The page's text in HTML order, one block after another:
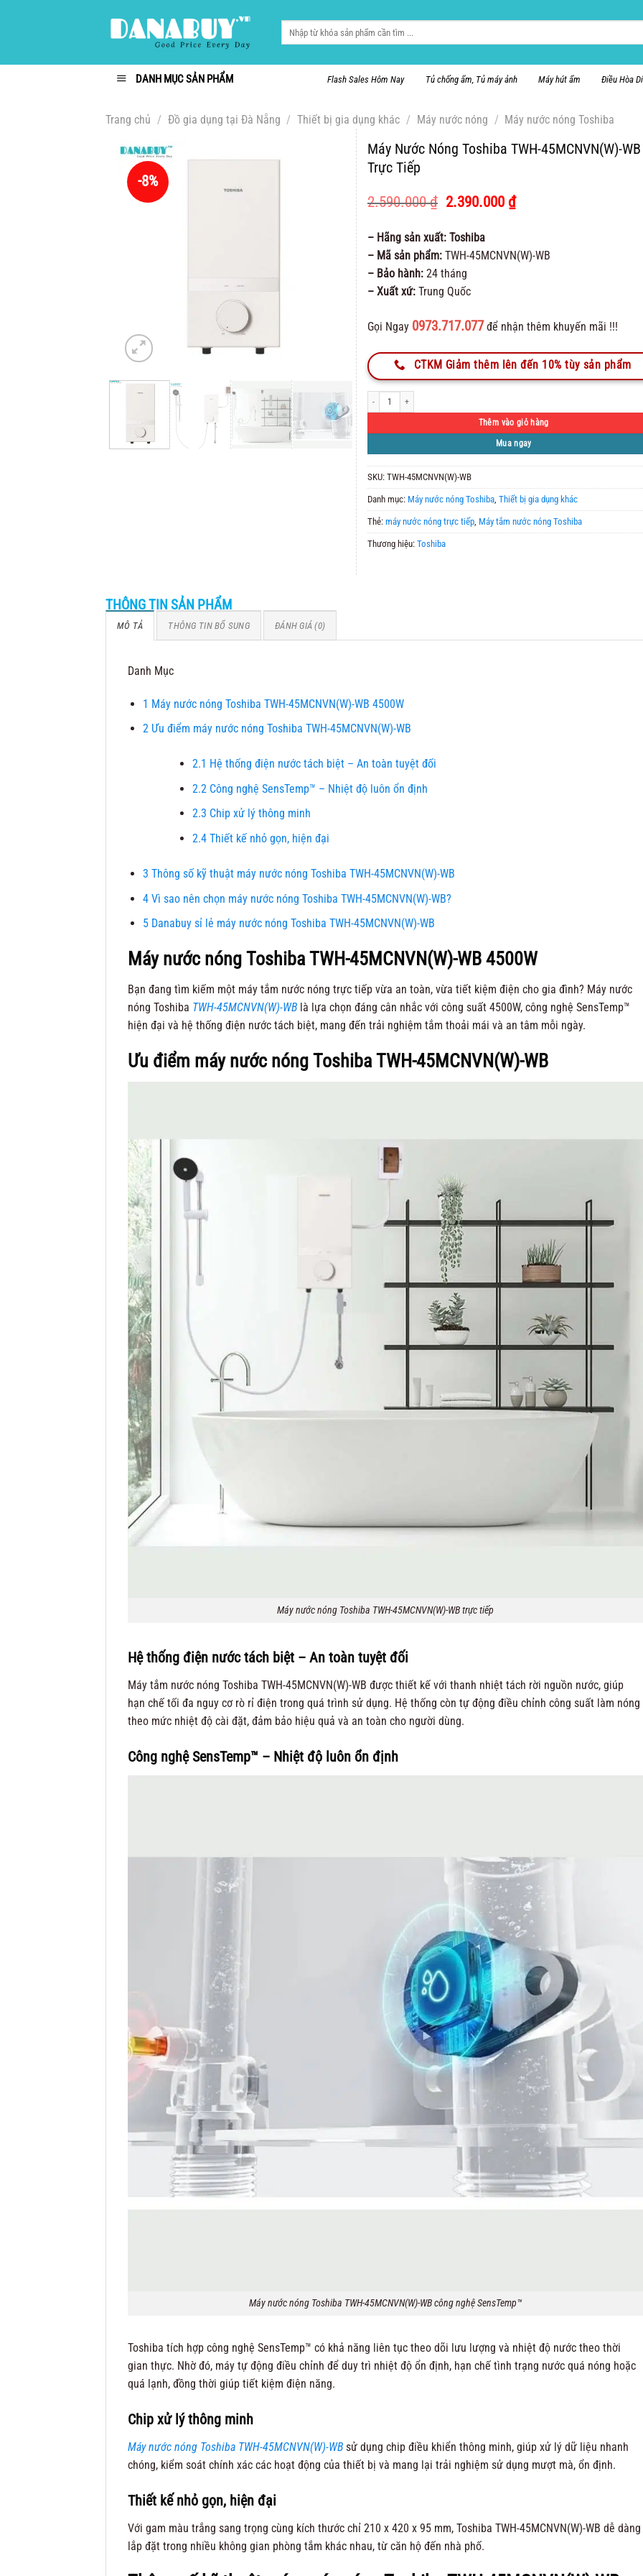
dung
DANH MỤC SẢN PHẨM Flash Sales Hôm Nay Tủ chống ẩm, Tủ máy ảnh Máy hút ẩm Điều Hòa
Trang chủ / Đồ gia dụng tại Đà Nẵng / Thiết bị gia dụng khác / Máy nước nóng / Máy nước nóng Toshiba
-8%
Máy Nước Nóng Toshiba TWH-45MCNVN(W)-WB
Trực Tiếp
2.590.000₫ Giá
là:
2.590.000 ₫.
2.390.000 ₫Giá
2.390.000 ₫.
– Hãng sản xuất: Toshiba
– Mã sản phẩm: TWH-45MCNVN(W)-WB
– Bảo hành: 24 tháng
– Xuất xứ: Trung Quốc
Gọi Ngay 0973.717.077 để nhận thêm khuyến mãi !!!
CTKM Giảm thêm lên đến 10% tùy sản phẩm
Máy Nước Nóng Toshiba TWH-45MCNVN(W)-WB Trực Tiếp số lượng
Thêm vào giỏ hàng
Mua ngay
SKU: TWH-45MCNVN(W)-WB
Danh mục: Máy nước nóng Toshiba Thiết bị gia dụng khác
Thẻ: máy nước nóng trực tiếp Máy tắm nước nóng Toshiba
Thương hiệu: Toshiba
THÔNG TIN SẢN PHẨM
MÔ TẢ THÔNG TIN BỔ SUNG ĐÁNH GIÁ (0)
Danh Mục
1 Máy nước nóng Toshiba TWH-45MCNVN(W)-WB 4500W
2Ưu điểm máy nước nóng Toshiba TWH-45MCNVN(W)-WB
2.1 Hệ thống điện nước tách biệt – An toàn tuyệt đối
2.2 Công nghệ SensTemp™ – Nhiệt độ luôn ổn định
2.3 Chip xử lý thông minh
2.4Thiết kế nhỏ gọn, hiện đại
3 Thông số kỹ thuật máy nước nóng Toshiba TWH-45MCNVN(W)-WB
4Vì sao nên chọn máy nước nóng Toshiba TWH-45MCNVN(W)-WB?
5Danabuy sỉ lẻ máy nước nóng Toshiba TWH-45MCNVN(W)-WB
Máy nước nóng Toshiba TWH-45MCNVN(W)-WB 4500W
Bạn đang tìm kiếm một máy tắm nước nóng trực tiếp vừa an toàn, vừa tiết kiệm điện cho gia đình? Máy nước
nóng Toshiba TWH-45MCNVN(W)-WB là lựa chọn đáng cân nhắc với công suất 4500W, công nghệ SensTemp™
hiện đại và hệ thống điện nước tách biệt, mang đến trải nghiệm tắm thoải mái và an tâm mỗi ngày.
Ưu điểm máy nước nóng Toshiba TWH-45MCNVN(W)-WB
Máy nước nóng Toshiba TWH-45MCNVN(W)-WB trực tiếp
Hệ thống điện nước tách biệt – An toàn tuyệt đối
Máy tắm nước nóng Toshiba TWH-45MCNVN(W)-WB được thiết kế với thanh nhiệt tách rời nguồn nước, giúp
hạn chế tối đa nguy cơ rò rỉ điện trong quá trình sử dụng. Hệ thống còn tự động điều chỉnh công suất làm nóng
theo mức nhiệt độ cài đặt, đảm bảo hiệu quả và an toàn cho người dùng.
Công nghệ SensTemp™ – Nhiệt độ luôn ổn định
Máy nước nóng Toshiba TWH-45MCNVN(W)-WB công nghệ SensTemp™
Toshiba tích hợp công nghệ SensTemp™ có khả năng liên tục theo dõi lưu lượng và nhiệt độ nước theo thời
gian thực. Nhờ đó, máy tự động điều chỉnh để duy trì nhiệt độ ổn định, hạn chế tình trạng nước quá nóng hoặc
quá lạnh, đồng thời giúp tiết kiệm điện năng.
Chip xử lý thông minh
Máy nước nóng Toshiba TWH-45MCNVN(W)-WB sử dụng chip điều khiển thông minh, giúp xử lý dữ liệu nhanh
chóng, kiểm soát chính xác các hoạt động của thiết bị và mang lại trải nghiệm sử dụng mượt mà, ổn định.
Thiết kế nhỏ gọn, hiện đại
Với gam màu trắng sang trọng cùng kích thước chỉ 210 x 420 x 95 mm, Toshiba TWH-45MCNVN(W)-WB dễ dàng
lắp đặt trong nhiều không gian phòng tắm khác nhau, từ căn hộ đến nhà phố.